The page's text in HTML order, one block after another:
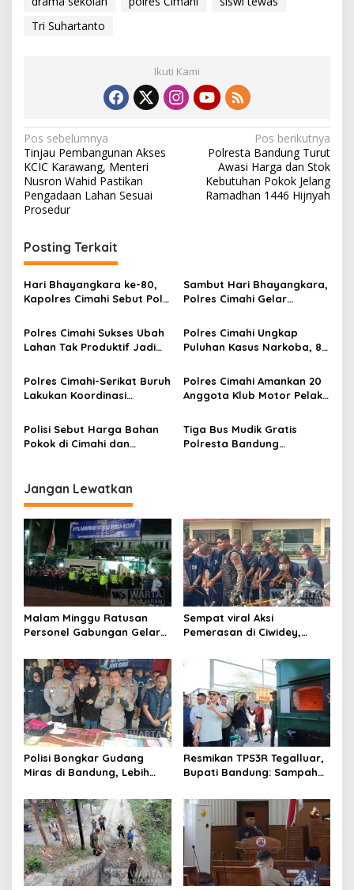
Tri Suhartanto
Ikuti Kami
N
a
v
i
a
s
i
o
Pos sebelumnya
Tinjau Pembangunan Akses
KCIC Karawang, Menteri
Nusron Wahid Pastikan
Pengadaan Lahan Sesuai
Prosedur
Pos berikutnya
Polresta Bandung Turut
Awasi Harga dan Stok
Kebutuhan Pokok Jelang
Ramadhan 1446 Hijriyah
Posting Terkait
Hari Bhayangkara ke-80,
Kapolres Cimahi Sebut Polri
Undang Terbaru
Sambut Hari Bhayangkara,
Polres Cimahi Gelar
Generasi Muda Bertalenta
kompetitif
Polres Cimahi Sukses Ubah
Lahan Tak Produktif Jadi
Produksi 2.500 Ton
Polres Cimahi Ungkap
Puluhan Kasus Narkoba, 80
Polres Cimahi-Serikat Buruh
Lakukan Koordinasi
Day di Jakarta
Polres Cimahi Amankan 20
Anggota Klub Motor Pelaku
Kota
Polisi Sebut Harga Bahan
Pokok di Cimahi dan
Tiga Bus Mudik Gratis
Polresta Bandung
Jangan Lewatkan
Malam Minggu Ratusan
Personel Gabungan Gelar
Besar Kabupaten Bandung
Sempat viral Aksi
Pemerasan di Ciwidey,
Pelaku
Polisi Bongkar Gudang
Miras di Bandung, Lebih
Resmikan TPS3R Tegalluar,
Bupati Bandung: Sampah
Pemerintah